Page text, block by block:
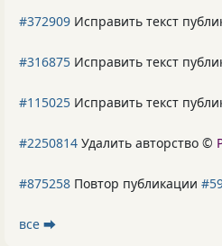
#372909 Исправить текст
#316875 Исправить текст
#115025 Исправить текст
#2250814 Удалить авторство ©
#875258 Повтор публикации
все ⮕